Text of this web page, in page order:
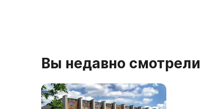
Вы недавно смотрели